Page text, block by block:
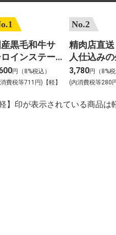
黒毛和牛サ
インステー
約200gカット
入
円（8%税込）
費税等711円)【軽】
No.2
精肉店直
人仕込み
ンバーグ
3,780円（8%税
(内消費税等280
】印が表示されている商品は